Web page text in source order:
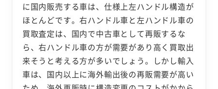
に国内販売する車は、仕様上左ハンドル構造が
ほとんどです。右ハンドル車と左ハンドル車の
買取査定は、国内で中古車として再販するな
ら、右ハンドル車の方が需要があり高く買取出
来そうと考える方が多いでしょう。しかし輸入
車は、国内以上に海外輸出後の再販需要が高い